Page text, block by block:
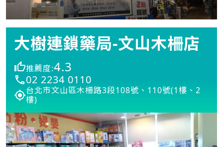
大樹連鎖藥局-文山木柵店
推薦度:4.3
02 2234 0110
台北市文山區木柵路3段108號、110號(1樓、2
樓)